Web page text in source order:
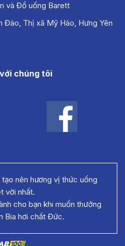
và Đồ uống Barett
Đào, Thị xã Mỹ Hào, Hưng Yên
chúng tôi
nên hương vị thức uống
vời nhất.
cho bạn khi muốn thưởng
Bia hơi chất Đức.